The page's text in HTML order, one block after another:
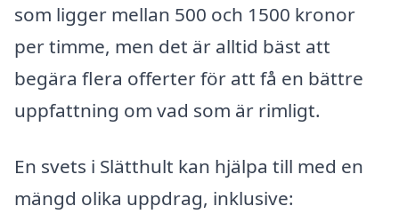
som ligger mellan 500 och 1500 kronor
per timme, men det är alltid bäst att
begära flera offerter för att få en bättre
uppfattning om vad som är rimligt.
En svets i Slätthult kan hjälpa till med en
mängd olika uppdrag, inklusive: